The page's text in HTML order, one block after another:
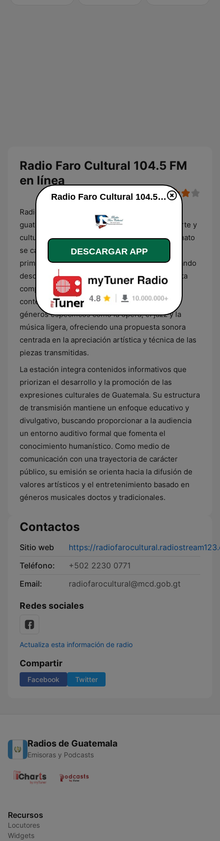
Radio Faro Cultural 104.5 FM
en línea
Radio Faro Cultural 104.5 FM es una emisora
guatemalteca especializada en la difusión de arte y
cultura a nivel nacional e internacional. Su formato
se caracteriza por una programación dedicada
primordialmente a la música académica, abarcando
desde obras clásicas de todos los tiempos hasta
composiciones del siglo XX y música
contemporánea. El repertorio incluye además
géneros específicos como la ópera, el jazz y la
música ligera, ofreciendo una propuesta sonora
centrada en la apreciación artística y técnica de las
piezas transmitidas.
La estación integra contenidos informativos que
priorizan el desarrollo y la promoción de las
expresiones culturales de Guatemala. Su estructura
de transmisión mantiene un enfoque educativo y
divulgativo, buscando proporcionar a la audiencia
un entorno auditivo formal que fomenta el
conocimiento humanístico. Como medio de
comunicación con una trayectoria de carácter
público, su emisión se orienta hacia la difusión de
valores artísticos y el entretenimiento basado en
géneros musicales doctos y tradicionales.
Contactos
Sitio web
https://
Teléfono:
+502 2230 0771
Email:
radiofarocultural@mcd.gob.gt
Redes sociales
Actualiza esta información de radio
Compartir
Facebook Twitter
Radios de Guatemala
Emisoras y Podcasts
Recursos
Locutores
Widgets
Radio Faro Cultural 104.5 FM en línea
DESCARGAR APP